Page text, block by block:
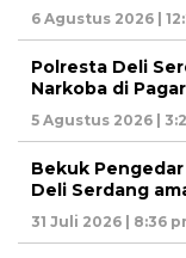
6 Agustus 2026 |
Polresta Deli
Narkoba di
5 Agustus 2026 |
Bekuk
Deli Serdang
31 Juli 2026 | 8:36